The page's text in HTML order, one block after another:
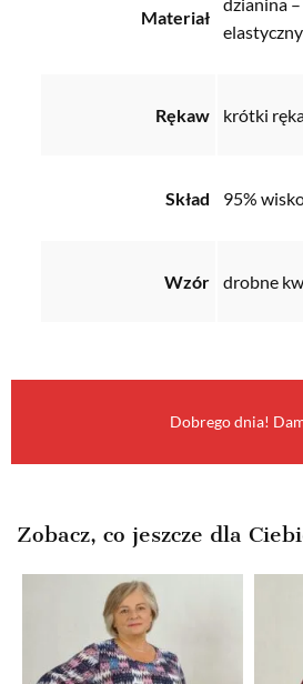
Materiał
elastyczny
Rękaw krótki
Skład 95%
Wzór drobne
Dobrego dnia!
Zobacz, co jeszcze dla